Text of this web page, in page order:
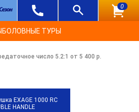
0
ТУРЫ
число 5.2:1 от 5 400 р.
EXAGE 1000 RC
HANDLE